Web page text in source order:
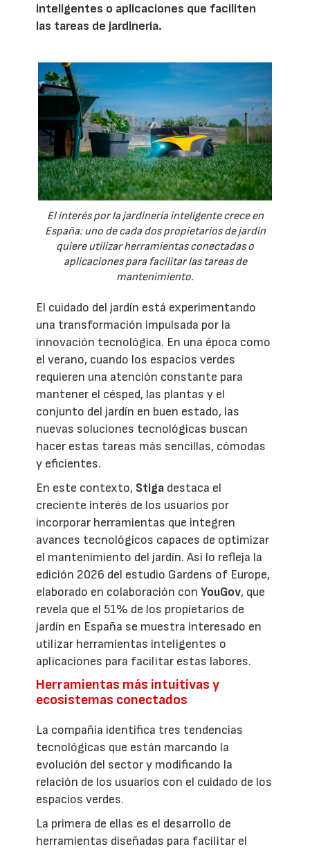
inteligentes o aplicaciones que faciliten
las tareas de jardinería.
El interés por la jardinería inteligente crece en
España: uno de cada dos propietarios de jardín
quiere utilizar herramientas conectadas o
aplicaciones para facilitar las tareas de
mantenimiento.
El cuidado del jardín está experimentando
una transformación impulsada por la
innovación tecnológica. En una época como
el verano, cuando los espacios verdes
requieren una atención constante para
mantener el césped, las plantas y el
conjunto del jardín en buen estado, las
nuevas soluciones tecnológicas buscan
hacer estas tareas más sencillas, cómodas
y eficientes.
En este contexto, Stiga destaca el
creciente interés de los usuarios por
incorporar herramientas que integren
avances tecnológicos capaces de optimizar
el mantenimiento del jardín. Así lo refleja la
edición 2026 del estudio Gardens of Europe,
elaborado en colaboración conYouGov, que
revela que el 51% de los propietarios de
jardín en España se muestra interesado en
utilizar herramientas inteligentes o
aplicaciones para facilitar estas labores.
Herramientas más intuitivas y
ecosistemas conectados
La compañía identifica tres tendencias
tecnológicas que están marcando la
evolución del sector y modificando la
relación de los usuarios con el cuidado de los
espacios verdes.
La primera de ellas es el desarrollo de
herramientas diseñadas para facilitar el